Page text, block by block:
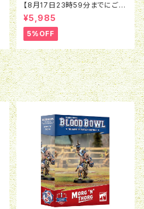
【8月17日23時59分までにご予
約で5％OFF】ブラッドボウル：ミ
ノタウロス
¥5,985
5%OFF